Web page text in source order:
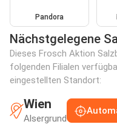
Pandora
Nächstgelegene
Dieses Frosch Aktion
folgenden Filialen
eingestellten Standort:
Wien
Alsergrund